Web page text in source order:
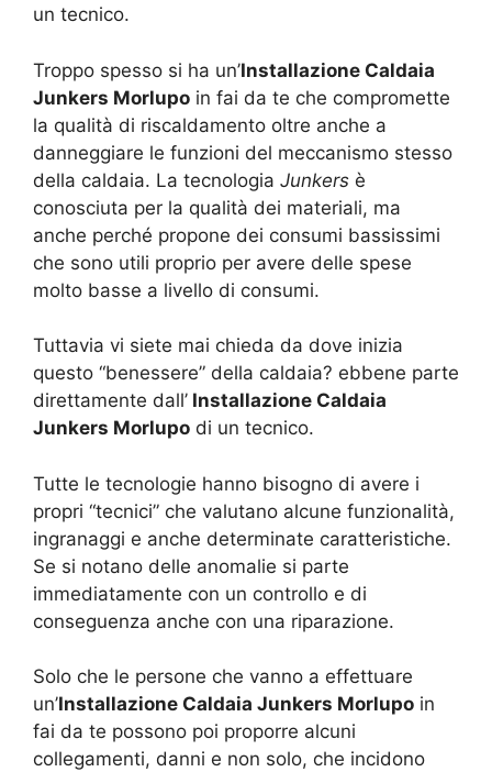
un tecnico.
Troppo spesso si ha un’Installazione Caldaia
Junkers Morlupo in fai da te che compromette
la qualità di riscaldamento oltre anche a
danneggiare le funzioni del meccanismo stesso
della caldaia. La tecnologia Junkers è
conosciuta per la qualità dei materiali, ma
anche perché propone dei consumi bassissimi
che sono utili proprio per avere delle spese
molto basse a livello di consumi.
Tuttavia vi siete mai chieda da dove inizia
questo “benessere” della caldaia? ebbene parte
direttamente dall’ Installazione Caldaia
Junkers Morlupo di un tecnico.
Tutte le tecnologie hanno bisogno di avere i
propri “tecnici” che valutano alcune funzionalità,
ingranaggi e anche determinate caratteristiche.
Se si notano delle anomalie si parte
immediatamente con un controllo e di
conseguenza anche con una riparazione.
Solo che le persone che vanno a effettuare
un’Installazione Caldaia Junkers Morlupo in
fai da te possono poi proporre alcuni
collegamenti, danni e non solo, che incidono